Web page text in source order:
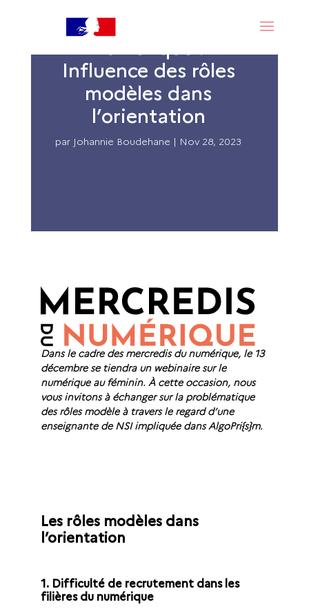
Mercredis du
Influence des rôles
modèles dans
l’orientation
par Johannie Boudehane | Nov 28, 2023
Dans le cadre des mercredis du numérique, le 13
décembre se tiendra un webinaire sur le
numérique au féminin. À cette occasion, nous
vous invitons à échanger sur la problématique
des rôles modèle à travers le regard d’une
enseignante de NSI impliquée dans AlgoPri{s}m.
Les rôles modèles dans
l’orientation
1. Difficulté de recrutement dans les
filières du numérique